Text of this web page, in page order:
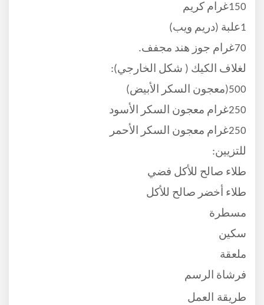
150غرام كريم
1علبة (دريم ويب)
70غرام جوز هند مجفف.
لغلاف الكيك ( شكل الخارجي):
500(معجون السكر الأبيض)
250غرام معجون السكر الأسود
250غرام معجون السكر الأحمر
للتزيين:
طلاء صالح للأكل فضي
طلاء أخضر صالح للأكل
مسطرة
سكين
ملعقة
فرشاة الرسم
طريقة العمل